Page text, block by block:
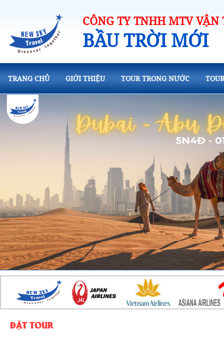
CÔNG TY TNHH MTV
BẦU TRỜI MỚI
TRANG CHỦ GIỚI THIỆU TOUR TRONG NƯỚC
ĐẶT TOUR